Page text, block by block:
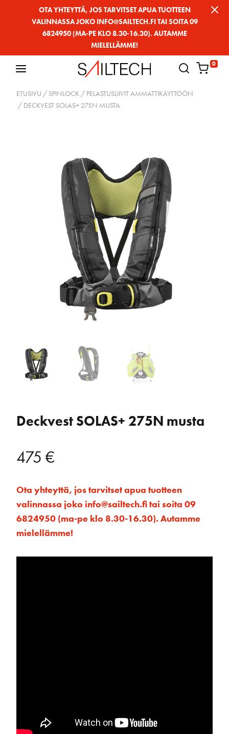
OTA YHTEYTTÄ, JOS TARVITSET APUA TUOTTEEN
VALINNASSA JOKO INFO@SAILTECH.FI TAI SOITA 09
6824950 (MA-PE KLO 8.30-16.30). AUTAMME
MIELELLÄMME!
0
ETUSIVU / SPINLOCK / PELASTUSLIIVIT AMMATTIKÄYTTÖÖN
/ DECKVEST SOLAS+ 275N MUSTA
Deckvest SOLAS+ 275N musta
475 €
Ota yhteyttä, jos tarvitset apua tuotteen
valinnassa joko info@sailtech.fi tai soita 09
6824950 (ma-pe klo 8.30-16.30). Autamme
mielellämme!